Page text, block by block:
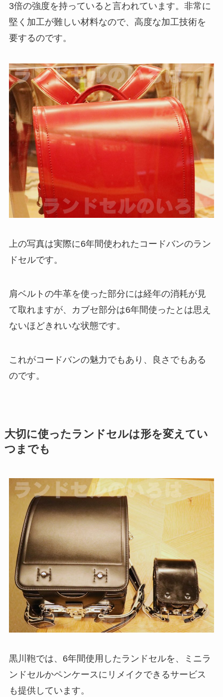
3倍の強度を持っていると言われています。非常に
堅く加工が難しい材料なので、高度な加工技術を
要するのです。
上の写真は実際に6年間使われたコードバンのラン
ドセルです。
肩ベルトの牛革を使った部分には経年の消耗が見
て取れますが、カブセ部分は6年間使ったとは思え
ないほどきれいな状態です。
これがコードバンの魅力でもあり、良さでもある
のです。
大切に使ったランドセルは形を変えてい
つまでも
黒川鞄では、6年間使用したランドセルを、ミニラ
ンドセルかペンケースにリメイクできるサービス
も提供しています。